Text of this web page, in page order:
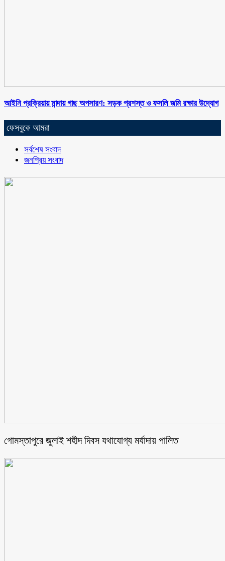
আইনি প্রক্রিয়ায় মান্দায় গাছ অপসারণ: সড়ক প্রশস্ত ও ফসলি জমি রক্ষার উদ্যোগ
ফেসবুকে আমরা
সর্বশেষ সংবাদ
জনপ্রিয় সংবাদ
গোমস্তাপুরে জুলাই শহীদ দিবস যথাযোগ্য মর্যাদায় পালিত